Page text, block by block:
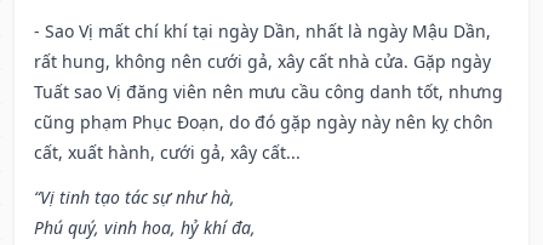
- Sao Vị mất chí khí tại ngày Dần, nhất là ngày Mậu Dần,
rất hung, không nên cưới gả, xây cất nhà cửa. Gặp ngày
Tuất sao Vị đăng viên nên mưu cầu công danh tốt, nhưng
cũng phạm Phục Đoạn, do đó gặp ngày này nên kỵ chôn
cất, xuất hành, cưới gả, xây cất...
“Vị tinh tạo tác sự như hà,
Phú quý, vinh hoa, hỷ khí đa,